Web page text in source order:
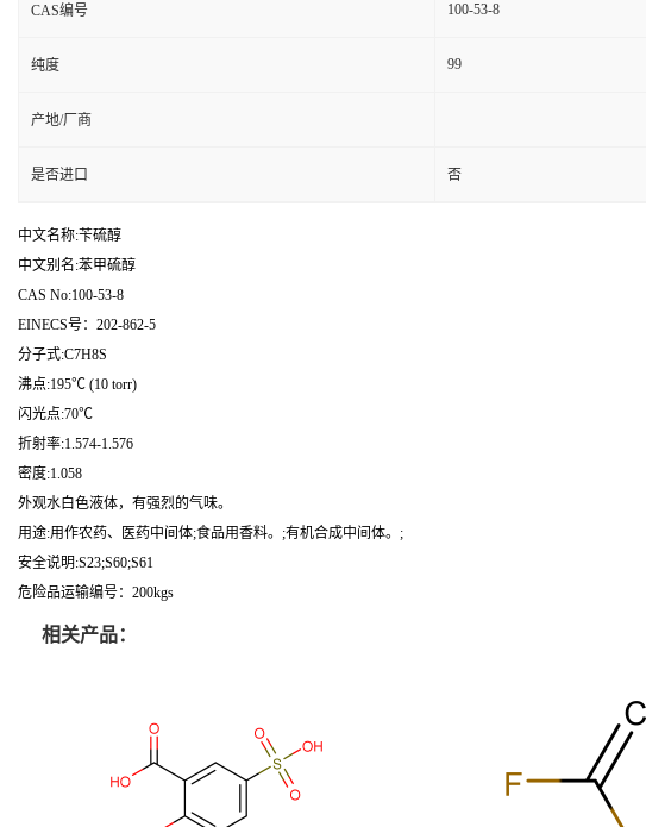
CAS编号 100-53-8
纯度 99
产地/厂商
是否进口 否
中文名称:苄硫醇
中文别名:苯甲硫醇
CAS No:100-53-8
EINECS号：202-862-5
分子式:C7H8S
沸点:195℃ (10 torr)
闪光点:70℃
折射率:1.574-1.576
密度:1.058
外观水白色液体，有强烈的气味。
用途:用作农药、医药中间体;食品用香料。;有机合成中间体。;
安全说明:S23;S60;S61
危险品运输编号：200kgs
相关产品：